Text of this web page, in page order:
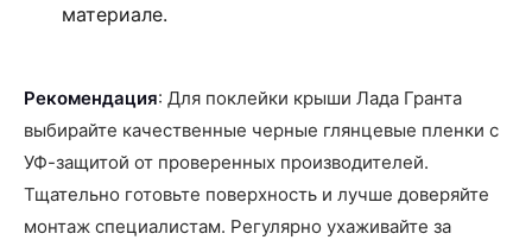
материале.
Рекомендация: Для поклейки крыши Лада Гранта
выбирайте качественные черные глянцевые пленки с
УФ-защитой от проверенных производителей.
Тщательно готовьте поверхность и лучше доверяйте
монтаж специалистам. Регулярно ухаживайте за